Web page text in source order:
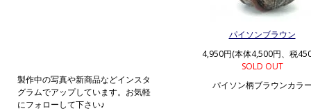
パイソンブラウン
4,950円(本体4,500円、税
SOLD OUT
パイソン柄ブラウンカラ
製作中の写真や新商品などインスタ
グラムでアップしています。お気軽
にフォローして下さい♪